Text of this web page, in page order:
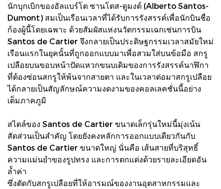
นักบุกเบิกของอัลแบร์โต ซานโตส-ดูมงต์ (Alberto Santos-
Dumont) สมเป็นเรือนเวลาที่ได้รับการรังสรรค์เพื่อนักบินชื่อ
ก้องผู้นี้โดยเฉพาะ ด้วยสัมผัสแห่งนวัตกรรมเฉกเช่นการบิน
Santos de Cartier จึงกลายเป็นประดิษฐกรรมเวลาสมัยใหม่
เรือนแรกในยุคนั้นที่ถูกออกแบบมาเพื่อสวมใส่บนข้อมือ สกรู
เปลือยบนขอบหน้าปัดแหวกขนบเดิมของการรังสรรค์นาฬิกา
ที่ต้องซ่อนสกรูให้พ้นจากสายตา และในเวลาต่อมาสกรูเปลือย
ได้กลายเป็นสัญลักษณ์ความงดงามของคอลเลคชั่นนี้อย่าง
เต็มภาคภูมิ
สไตล์ของ Santos de Cartier ขนาดเล็กรุ่นใหม่นี้มุ่งเน้น
สัดส่วนเป็นสำคัญ โดยยังคงหลักการออกแบบเดียวกันกับ
Santos de Cartier ขนาดใหญ่ นั่นคือ เส้นสายที่บริสุทธิ์
ความแม่นยำของรูปทรง และการตกแต่งด้วยรายละเอียดอัน
ล้ำค่า
ซึ่งตัดกับสกรูเปลือยที่ให้อารมณ์ของงานอุตสาหกรรมและ